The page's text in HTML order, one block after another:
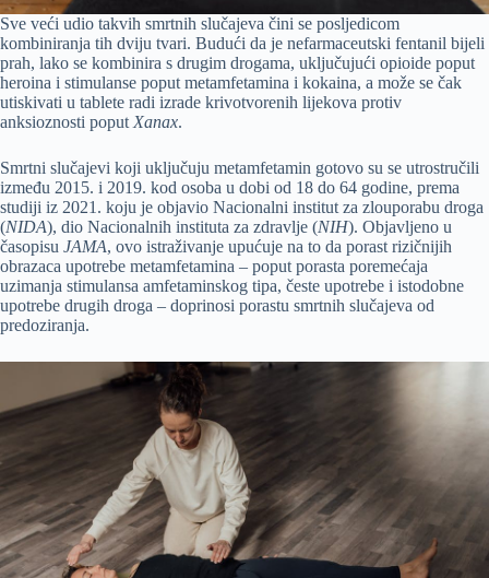
Sve veći udio takvih smrtnih slučajeva čini se posljedicom
kombiniranja tih dviju tvari. Budući da je nefarmaceutski fentanil bijeli
prah, lako se kombinira s drugim drogama, uključujući opioide poput
heroina i stimulanse poput metamfetamina i kokaina, a može se čak
utiskivati u tablete radi izrade krivotvorenih lijekova protiv
anksioznosti poput Xanax.
Smrtni slučajevi koji uključuju metamfetamin gotovo su se utrostručili
između 2015. i 2019. kod osoba u dobi od 18 do 64 godine, prema
studiji iz 2021. koju je objavio Nacionalni institut za zlouporabu droga
(NIDA), dio Nacionalnih instituta za zdravlje (NIH). Objavljeno u
časopisu JAMA, ovo istraživanje upućuje na to da porast rizičnijih
obrazaca upotrebe metamfetamina – poput porasta poremećaja
uzimanja stimulansa amfetaminskog tipa, česte upotrebe i istodobne
upotrebe drugih droga – doprinosi porastu smrtnih slučajeva od
predoziranja.